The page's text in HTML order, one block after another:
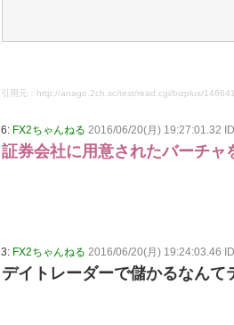
引用元：http://anago.2ch.sc/test/read.cgi/bizplus/
6: FX2ちゃんねる 2016/06/20(月) 19:27:01.32
証券会社に用意されたバーチャ
3: FX2ちゃんねる 2016/06/20(月) 19:24:03.46
デイトレーダーで儲かるなんて